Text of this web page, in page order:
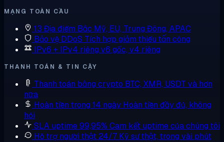
MẠNG TOÀN CẦU
13 Địa điểm Bắc Mỹ, EU, Trung Đông, APAC
Bảo vệ DDoS Tích hợp giảm thiểu tấn công
IPv6 + IPv4 riêng v6 gốc, v4 riêng
THANH TOÁN & TIN CẬY
Thanh toán bằng crypto BTC, XMR, USDT và hơn
nữa
Hoàn tiền trong 14 ngày Hoàn tiền đầy đủ, không
hỏi
SLA uptime 99,95% Cam kết uptime của chúng tôi
Hỗ trợ người thật 24/7 Kỹ sư thật, trong vài phút